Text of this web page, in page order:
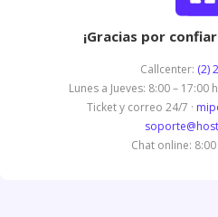
¡Gracias por
Callcenter: (2)
Lunes a Jueves: 8:00 –
Ticket y correo 24/7 ·
Chat online: